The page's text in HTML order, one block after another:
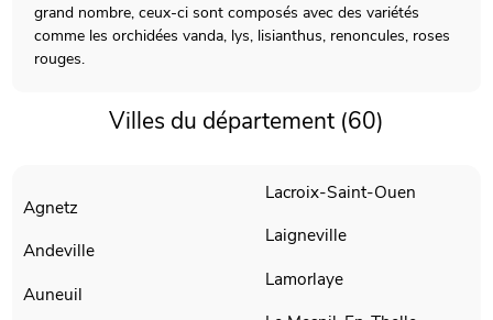
grand nombre, ceux-ci sont composés avec des variétés
comme les orchidées vanda, lys, lisianthus, renoncules, roses
rouges.
Villes du département (60)
Agnetz
Andeville
Auneuil
Lacroix-Saint-Ouen
Laigneville
Lamorlaye